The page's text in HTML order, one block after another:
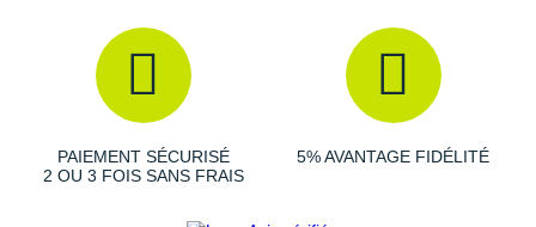
PAIEMENT SÉCURISÉ
2 OU 3 FOIS SANS FRAIS
5% AVANTAGE FIDÉLITÉ